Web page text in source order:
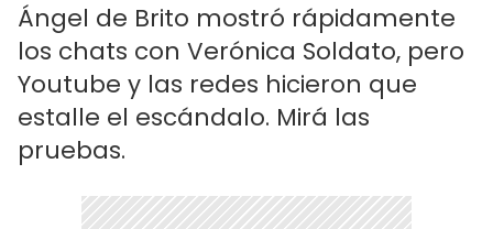
Ángel de Brito mostró rápidamente
los chats con Verónica Soldato, pero
Youtube y las redes hicieron que
estalle el escándalo. Mirá las
pruebas.